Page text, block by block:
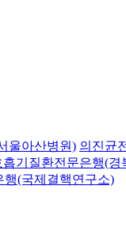
울아산병원) 의진균
흡기질환전문은행(경
행(국제결핵연구소)